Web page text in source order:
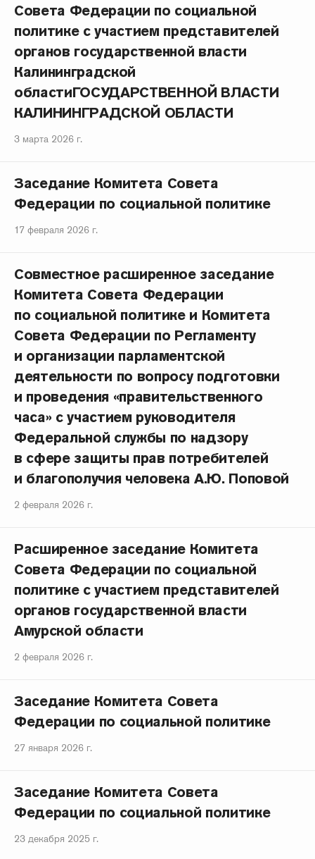
Совета Федерации по социальной
политике с участием представителей
органов государственной власти
Калининградской
областиГОСУДАРСТВЕННОЙ ВЛАСТИ
КАЛИНИНГРАДСКОЙ ОБЛАСТИ
3 марта 2026 г.
Заседание Комитета Совета
Федерации по социальной политике
17 февраля 2026 г.
Совместное расширенное заседание
Комитета Совета Федерации
по социальной политике и Комитета
Совета Федерации по Регламенту
и организации парламентской
деятельности по вопросу подготовки
и проведения «правительственного
часа» с участием руководителя
Федеральной службы по надзору
в сфере защиты прав потребителей
и благополучия человека А.Ю. Поповой
2 февраля 2026 г.
Расширенное заседание Комитета
Совета Федерации по социальной
политике с участием представителей
органов государственной власти
Амурской области
2 февраля 2026 г.
Заседание Комитета Совета
Федерации по социальной политике
27 января 2026 г.
Заседание Комитета Совета
Федерации по социальной политике
23 декабря 2025 г.